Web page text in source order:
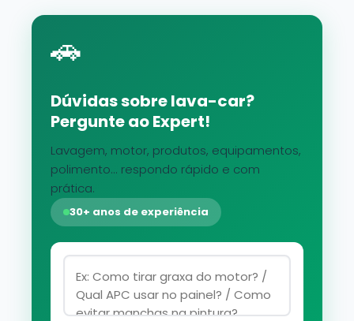
🚗
Dúvidas sobre lava-car?
Pergunte ao Expert!
Lavagem, motor, produtos, equipamentos,
polimento... respondo rápido e com
prática.
30+ anos de experiência